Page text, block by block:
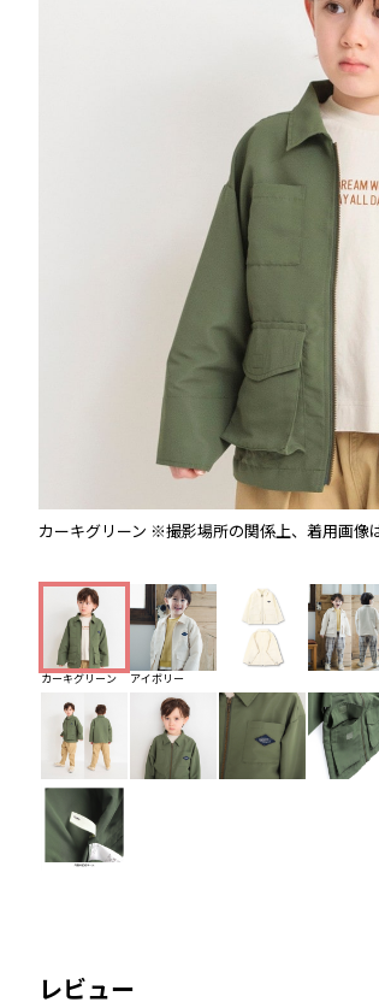
カーキグリーン ※撮影場所の関係上、着用画像
カーキグリーン アイボリー
レビュー